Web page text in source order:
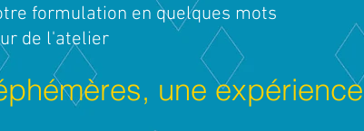
formulation en quelques mots
de l'atelier
une expérience